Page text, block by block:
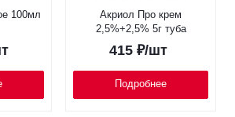
100мл
Акриол Про крем
2,5%+2,5% 5г туба
415₽/шт
Подробнее